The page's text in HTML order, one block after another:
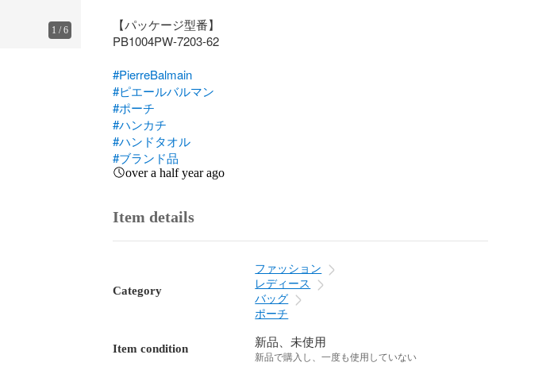
1 /6
【パッケージ型番】
PB1004PW-7203-62
#PierreBalmain
#ピエールバルマン
#ポーチ
#ハンカチ
#ハンドタオル
#ブランド品
over a half year ago
Item details
Category
ファッション
レディース
バッグ
ポーチ
Item condition 新品、未使用
新品で購入し、一度も使用していない